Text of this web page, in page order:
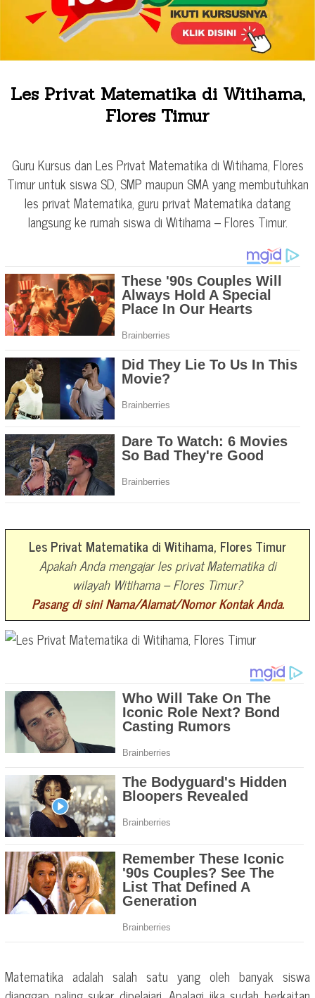
Les Privat Matematika di Witihama,
Flores Timur
Guru Kursus dan Les Privat Matematika di Witihama, Flores
Timur untuk siswa SD, SMP maupun SMA yang membutuhkan
les privat Matematika, guru privat Matematika datang
langsung ke rumah siswa di Witihama – Flores Timur.
Les Privat Matematika di Witihama, Flores Timur
Apakah Anda mengajar les privat Matematika di
wilayah Witihama – Flores Timur?
Pasang di sini Nama/Alamat/Nomor Kontak Anda.
Matematika adalah salah satu yang oleh banyak siswa